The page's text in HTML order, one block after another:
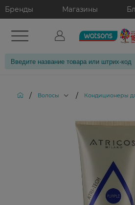
Бренды Магазины
/ Волосы / Кондиционеры